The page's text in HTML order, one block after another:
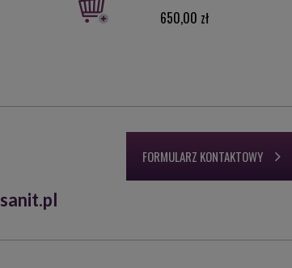
650,00 zł
FORMULARZ KONTAKTOWY